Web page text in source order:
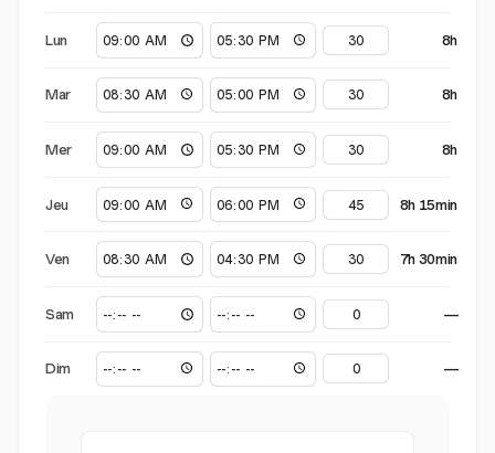
Lun 8h
Mar 8h
Mer 8h
Jeu 8h 15min
Ven 7h 30min
Sam —
Dim —